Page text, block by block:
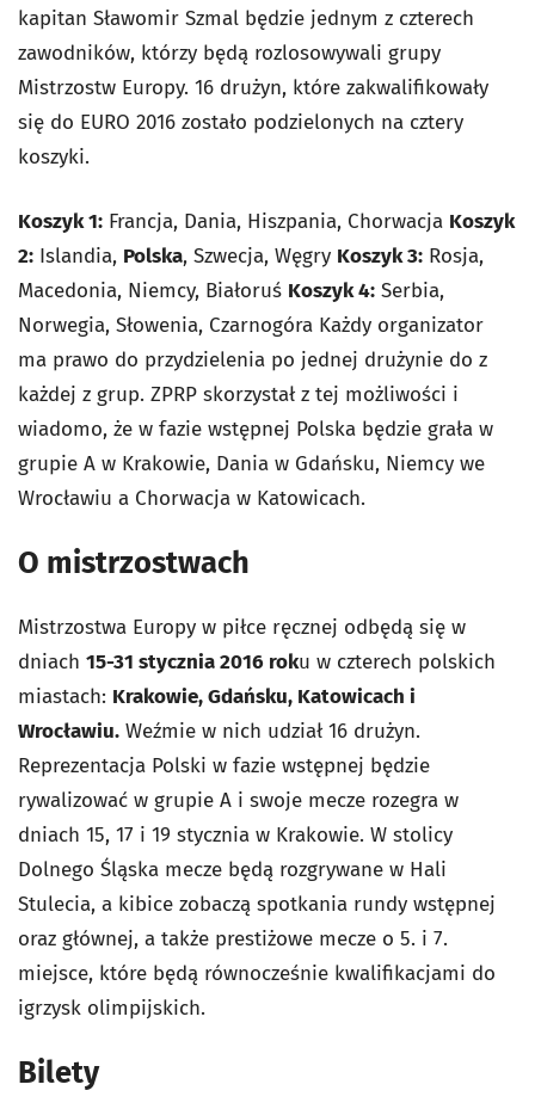
kapitan Sławomir Szmal będzie jednym z czterech
zawodników, którzy będą rozlosowywali grupy
Mistrzostw Europy. 16 drużyn, które zakwalifikowały
się do EURO 2016 zostało podzielonych na cztery
koszyki.
Koszyk 1: Francja, Dania, Hiszpania, Chorwacja Koszyk
2: Islandia, Polska, Szwecja, Węgry Koszyk 3: Rosja,
Macedonia, Niemcy, Białoruś Koszyk 4: Serbia,
Norwegia, Słowenia, Czarnogóra Każdy organizator
ma prawo do przydzielenia po jednej drużynie do z
każdej z grup. ZPRP skorzystał z tej możliwości i
wiadomo, że w fazie wstępnej Polska będzie grała w
grupie A w Krakowie, Dania w Gdańsku, Niemcy we
Wrocławiu a Chorwacja w Katowicach.
O mistrzostwach
Mistrzostwa Europy w piłce ręcznej odbędą się w
dniach 15-31 stycznia 2016 roku w czterech polskich
miastach: Krakowie, Gdańsku, Katowicach i
Wrocławiu. Weźmie w nich udział 16 drużyn.
Reprezentacja Polski w fazie wstępnej będzie
rywalizować w grupie A i swoje mecze rozegra w
dniach 15, 17 i 19 stycznia w Krakowie. W stolicy
Dolnego Śląska mecze będą rozgrywane w Hali
Stulecia, a kibice zobaczą spotkania rundy wstępnej
oraz głównej, a także prestiżowe mecze o 5. i 7.
miejsce, które będą równocześnie kwalifikacjami do
igrzysk olimpijskich.
Bilety